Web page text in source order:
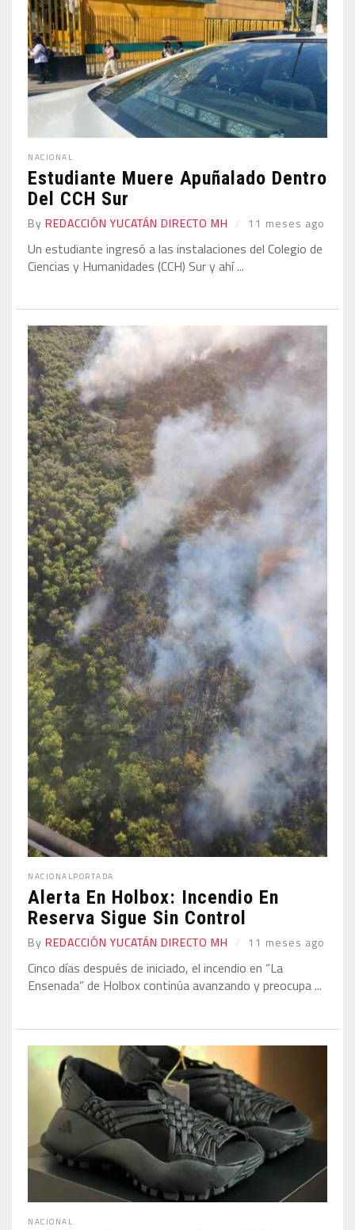
NACIONAL
Estudiante Muere Apuñalado Dentro
Del CCH Sur
By REDACCIÓN YUCATÁN DIRECTO MH 11 meses ago
Un estudiante ingresó a las instalaciones del Colegio de
Ciencias y Humanidades (CCH) Sur y ahí ...
NACIONALPORTADA
Alerta En Holbox: Incendio En
Reserva Sigue Sin Control
By REDACCIÓN YUCATÁN DIRECTO MH 11 meses ago
Cinco días después de iniciado, el incendio en “La
Ensenada” de Holbox continúa avanzando y preocupa ...
NACIONAL